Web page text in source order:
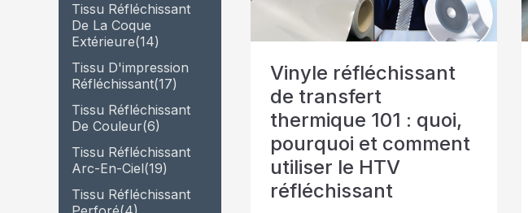
Tissu Réfléchissant
De La Coque
Extérieure(14)
Tissu D'impression
Réfléchissant(17)
Tissu Réfléchissant
De Couleur(6)
Tissu Réfléchissant
Arc-En-Ciel(19)
Tissu Réfléchissant
Vinyle réfléchissant
de transfert
thermique 101 : quoi,
pourquoi et comment
utiliser le HTV
réfléchissant